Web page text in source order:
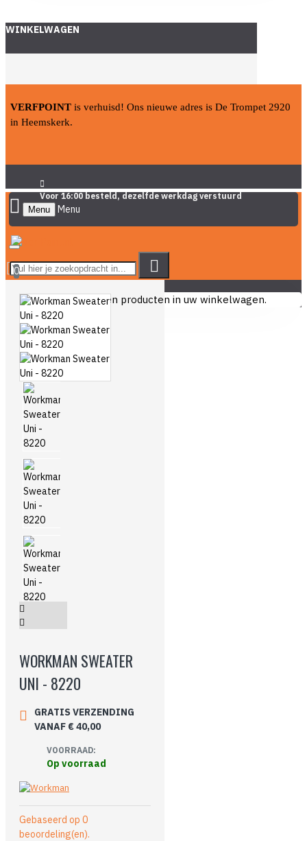
WINKELWAGEN
VERFPOINT is verhuisd! Ons nieuwe adres is De Trompet 2920
in Heemskerk.
Voor 16:00 besteld, dezelfde werkdag verstuurd
Menu
0
U heeft nog geen producten in uw winkelwagen.
WORKMAN SWEATER
UNI - 8220
GRATIS VERZENDING
VANAF € 40,00
VOORRAAD:
Op voorraad
Gebaseerd op 0
beoordeling(en).